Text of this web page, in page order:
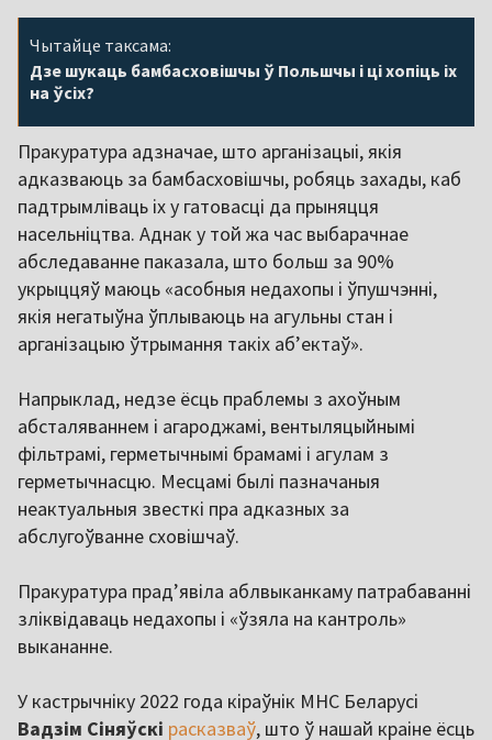
Чытайце таксама:
Дзе шукаць бамбасховішчы ў Польшчы і ці хопіць іх
на ўсіх?
Пракуратура адзначае, што арганізацыі, якія
адказваюць за бамбасховішчы, робяць захады, каб
падтрымліваць іх у гатовасці да прыняцця
насельніцтва. Аднак у той жа час выбарачнае
абследаванне паказала, што больш за 90%
укрыццяў маюць «асобныя недахопы і ўпушчэнні,
якія негатыўна ўплываюць на агульны стан і
арганізацыю ўтрымання такіх аб’ектаў».
Напрыклад, недзе ёсць праблемы з ахоўным
абсталяваннем і агароджамі, вентыляцыйнымі
фільтрамі, герметычнымі брамамі і агулам з
герметычнасцю. Месцамі былі пазначаныя
неактуальныя звесткі пра адказных за
абслугоўванне сховішчаў.
Пракуратура прад’явіла аблвыканкаму патрабаванні
зліквідаваць недахопы і «ўзяла на кантроль»
выкананне.
У кастрычніку 2022 года кіраўнік МНС Беларусі
Вадзім Сіняўскі расказваў, што ў нашай краіне ёсць